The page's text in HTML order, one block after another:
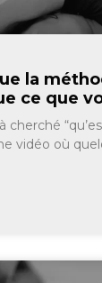
la
ce que
cherché
vidéo où